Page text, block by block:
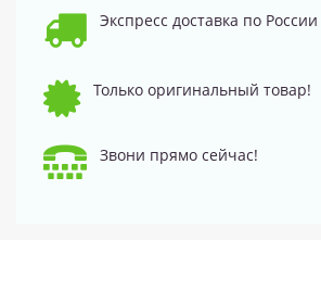
Экспресс доставка по России
Только оригинальный товар!
Звони прямо сейчас!